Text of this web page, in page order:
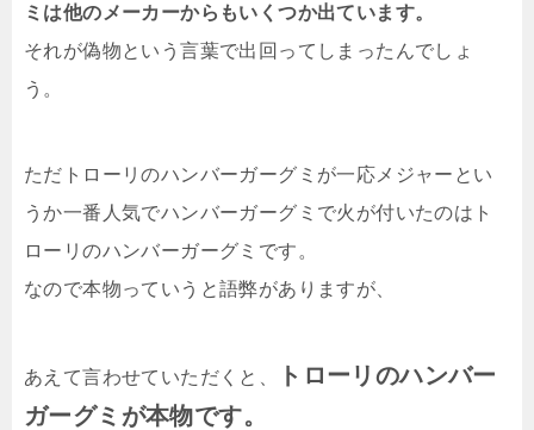
ミは他のメーカーからもいくつか出ています。
それが偽物という言葉で出回ってしまったんでしょ
う。
ただトローリのハンバーガーグミが一応メジャーとい
うか一番人気でハンバーガーグミで火が付いたのはト
ローリのハンバーガーグミです。
なので本物っていうと語弊がありますが、
あえて言わせていただくと、
トローリのハンバー
ガーグミが本物です。